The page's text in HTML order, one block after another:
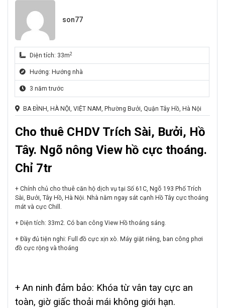
son77
Diện tích: 33m2
Hướng: Hướng nhà
3 năm trước
BA ĐÌNH, HÀ NỘI, VIỆT NAM, Phường Bưởi, Quận Tây Hồ, Hà Nội
Cho thuê CHDV Trích Sài, Bưởi, Hồ
Tây. Ngõ nông View hồ cực thoáng.
Chỉ 7tr
+ Chính chủ cho thuê căn hộ dịch vụ tại Số 61C, Ngõ 193 Phố Trích
Sài, Bưởi, Tây Hồ, Hà Nội. Nhà nằm ngay sát cạnh Hồ Tây cực thoáng
mát và cực Chill.
+ Diện tích: 33m2. Có ban công View Hồ thoáng sáng.
+ Đầy đủ tiện nghi: Full đồ cực xịn xò. Máy giặt riêng, ban công phơi
đồ cực rộng và thoáng
+ An ninh đảm bảo: Khóa từ vân tay cực an
toàn, giờ giấc thoải mái không giới hạn.